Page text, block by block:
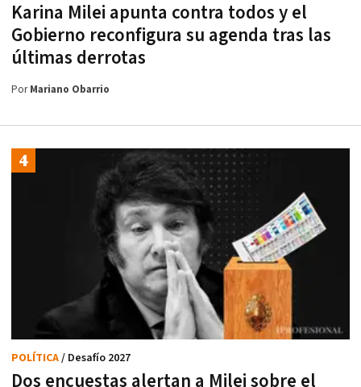
Karina Milei apunta contra todos y el
Gobierno reconfigura su agenda tras las
últimas derrotas
PorMariano Obarrio
Dos encuestas alertan a Milei sobre el
POLÍTICA/ Desafío 2027